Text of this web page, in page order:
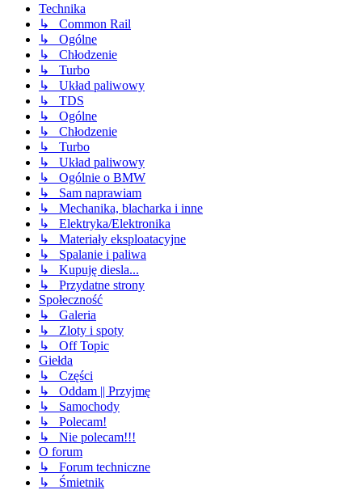
Technika
↳ Common Rail
↳ Ogólne
↳ Chłodzenie
↳ Turbo
↳ Układ paliwowy
↳ TDS
↳ Ogólne
↳ Chłodzenie
↳ Turbo
↳ Układ paliwowy
↳ Ogólnie o BMW
↳ Sam naprawiam
↳ Mechanika, blacharka i inne
↳ Elektryka/Elektronika
↳ Materiały eksploatacyjne
↳ Spalanie i paliwa
↳ Kupuję diesla...
↳ Przydatne strony
Społeczność
↳ Galeria
↳ Zloty i spoty
↳ Off Topic
Giełda
↳ Części
↳ Oddam || Przyjmę
↳ Samochody
↳ Polecam!
↳ Nie polecam!!!
O forum
↳ Forum techniczne
↳ Śmietnik